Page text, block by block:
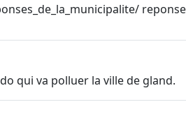
qui va polluer la ville de gland.